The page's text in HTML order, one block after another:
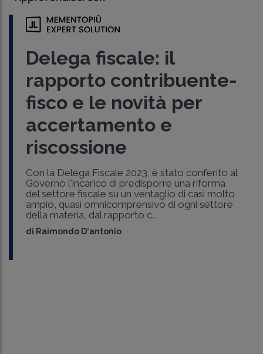
Delega fiscale: il
rapporto contribuente-
fisco e le novità per
accertamento e
riscossione
Con la Delega Fiscale 2023, è stato conferito al
Governo l'incarico di predisporre una riforma
del settore fiscale su un ventaglio di casi molto
ampio, quasi omnicomprensivo di ogni settore
della materia, dal rapporto c..
di Raimondo D'antonio